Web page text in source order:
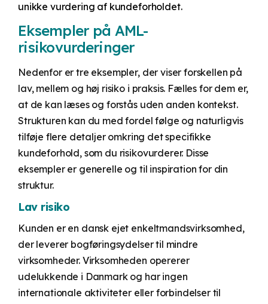
unikke vurdering af kundeforholdet.
Eksempler på AML-
risikovurderinger
Nedenfor er tre eksempler, der viser forskellen på
lav, mellem og høj risiko i praksis. Fælles for dem er,
at de kan læses og forstås uden anden kontekst.
Strukturen kan du med fordel følge og naturligvis
tilføje flere detaljer omkring det specifikke
kundeforhold, som du risikovurderer. Disse
eksempler er generelle og til inspiration for din
struktur.
Lav risiko
Kunden er en dansk ejet enkeltmandsvirksomhed,
der leverer bogføringsydelser til mindre
virksomheder. Virksomheden opererer
udelukkende i Danmark og har ingen
internationale aktiviteter eller forbindelser til